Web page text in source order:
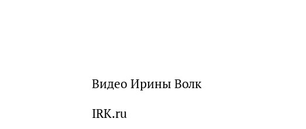
Видео Ирины Волк
IRK.ru